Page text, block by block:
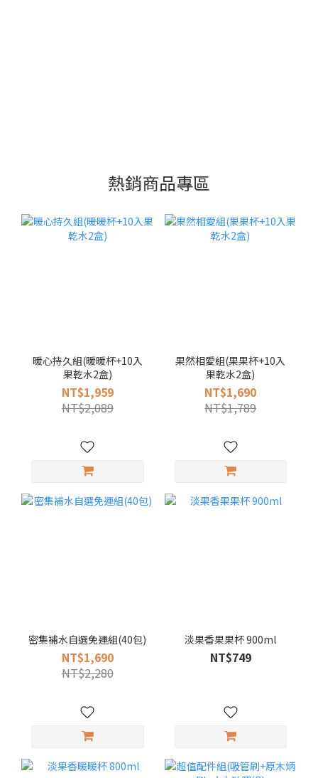
熱銷商品專區
暖心持久組(暖暖杯+10入
果乾水2盒)
NT$1,959
NT$2,089
果然相愛組(果果杯+10入
果乾水2盒)
NT$1,690
NT$1,789
密集補水自選免運組(40包)
NT$1,690
NT$2,280
淡果香果果杯 900ml
NT$749